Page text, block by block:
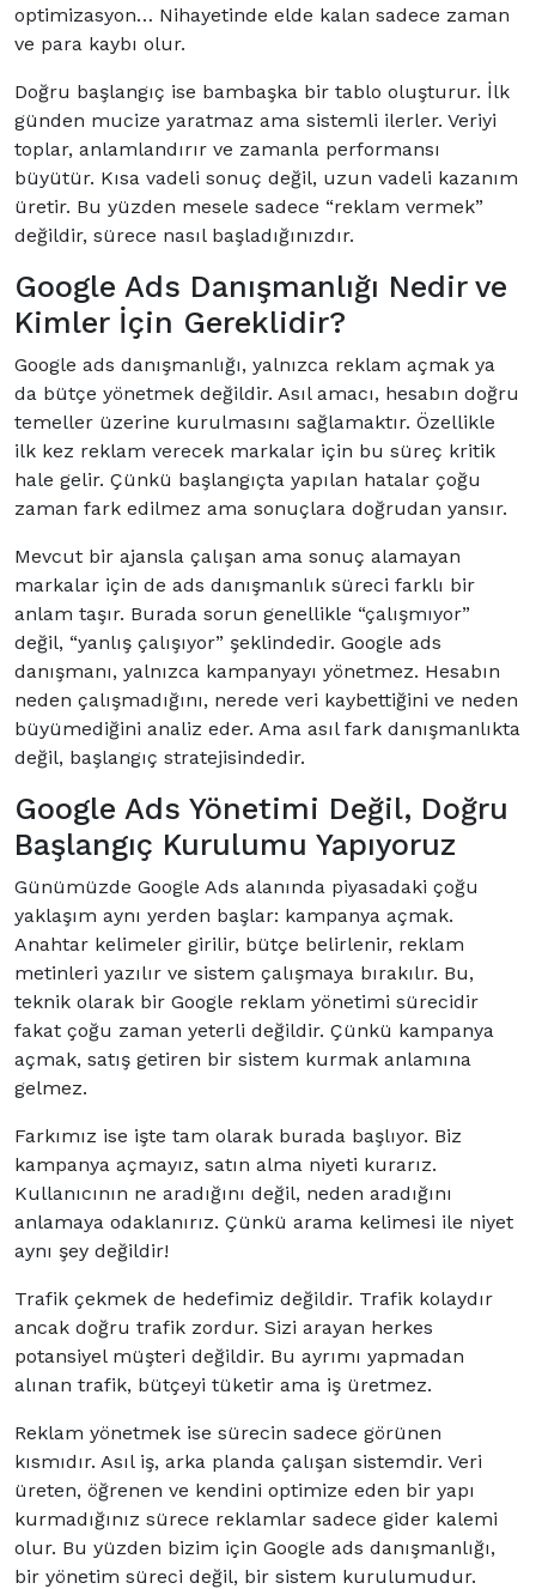
optimizasyon… Nihayetinde elde kalan sadece zaman
ve para kaybı olur.
Doğru başlangıç ise bambaşka bir tablo oluşturur. İlk
günden mucize yaratmaz ama sistemli ilerler. Veriyi
toplar, anlamlandırır ve zamanla performansı
büyütür. Kısa vadeli sonuç değil, uzun vadeli kazanım
üretir. Bu yüzden mesele sadece “reklam vermek”
değildir, sürece nasıl başladığınızdır.
Google Ads Danışmanlığı Nedir ve
Kimler İçin Gereklidir?
Google ads danışmanlığı, yalnızca reklam açmak ya
da bütçe yönetmek değildir. Asıl amacı, hesabın doğru
temeller üzerine kurulmasını sağlamaktır. Özellikle
ilk kez reklam verecek markalar için bu süreç kritik
hale gelir. Çünkü başlangıçta yapılan hatalar çoğu
zaman fark edilmez ama sonuçlara doğrudan yansır.
Mevcut bir ajansla çalışan ama sonuç alamayan
markalar için de ads danışmanlık süreci farklı bir
anlam taşır. Burada sorun genellikle “çalışmıyor”
değil, “yanlış çalışıyor” şeklindedir. Google ads
danışmanı, yalnızca kampanyayı yönetmez. Hesabın
neden çalışmadığını, nerede veri kaybettiğini ve neden
büyümediğini analiz eder. Ama asıl fark danışmanlıkta
değil, başlangıç stratejisindedir.
Google Ads Yönetimi Değil, Doğru
Başlangıç Kurulumu Yapıyoruz
Günümüzde Google Ads alanında piyasadaki çoğu
yaklaşım aynı yerden başlar: kampanya açmak.
Anahtar kelimeler girilir, bütçe belirlenir, reklam
metinleri yazılır ve sistem çalışmaya bırakılır. Bu,
teknik olarak bir Google reklam yönetimi sürecidir
fakat çoğu zaman yeterli değildir. Çünkü kampanya
açmak, satış getiren bir sistem kurmak anlamına
gelmez.
Farkımız ise işte tam olarak burada başlıyor. Biz
kampanya açmayız, satın alma niyeti kurarız.
Kullanıcının ne aradığını değil, neden aradığını
anlamaya odaklanırız. Çünkü arama kelimesi ile niyet
aynı şey değildir!
Trafik çekmek de hedefimiz değildir. Trafik kolaydır
ancak doğru trafik zordur. Sizi arayan herkes
potansiyel müşteri değildir. Bu ayrımı yapmadan
alınan trafik, bütçeyi tüketir ama iş üretmez.
Reklam yönetmek ise sürecin sadece görünen
kısmıdır. Asıl iş, arka planda çalışan sistemdir. Veri
üreten, öğrenen ve kendini optimize eden bir yapı
kurmadığınız sürece reklamlar sadece gider kalemi
olur. Bu yüzden bizim için Google ads danışmanlığı,
bir yönetim süreci değil, bir sistem kurulumudur.